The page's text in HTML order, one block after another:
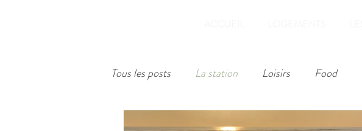
Tous les posts La station Loisirs Food